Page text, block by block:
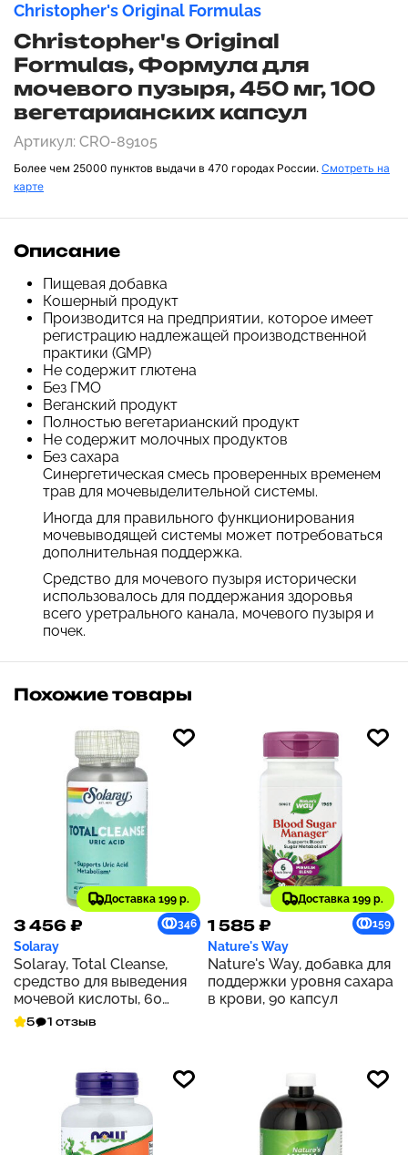
Christopher's Original Formulas
Christopher's Original
Formulas, Формула для
мочевого пузыря, 450 мг, 100
вегетарианских капсул
Артикул: CRO-89105
Более чем 25000 пунктов выдачи в 470 городах России. Смотреть на
карте
Описание
Пищевая добавка
Кошерный продукт
Производится на предприятии, которое имеет
регистрацию надлежащей производственной
практики (GMP)
Не содержит глютена
Без ГМО
Веганский продукт
Полностью вегетарианский продукт
Не содержит молочных продуктов
Без сахара
Синергетическая смесь проверенных временем
трав для мочевыделительной системы.
Иногда для правильного функционирования
мочевыводящей системы может потребоваться
дополнительная поддержка.
Средство для мочевого пузыря исторически
использовалось для поддержания здоровья
всего уретрального канала, мочевого пузыря и
почек.
Похожие товары
Доставка 199 р.
3 456 ₽ 346
Solaray
Solaray, Total Cleanse,
средство для выведения
мочевой кислоты, 60
растительных капсул
5 1 отзыв
Доставка 199 р.
1 585 ₽ 159
Nature's Way
Nature's Way, добавка для
поддержки уровня сахара
в крови, 90 капсул